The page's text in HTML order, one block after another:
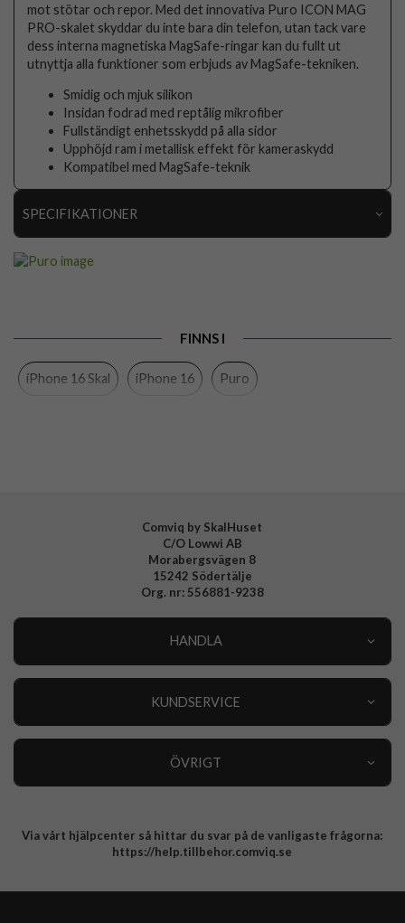
mot stötar och repor. Med det innovativa Puro ICON MAG
PRO-skalet skyddar du inte bara din telefon, utan tack vare
dess interna magnetiska MagSafe-ringar kan du fullt ut
utnyttja alla funktioner som erbjuds av MagSafe-tekniken.
Smidig och mjuk silikon
Insidan fodrad med reptålig mikrofiber
Fullständigt enhetsskydd på alla sidor
Upphöjd ram i metallisk effekt för kameraskydd
Kompatibel med MagSafe-teknik
SPECIFIKATIONER
Färg
FINNS I
iPhone 16 Skal iPhone 16 Puro
Comviq by SkalHuset
C/O Lowwi AB
Morabergsvägen 8
15242 Södertälje
Org. nr: 556881-9238
HANDLA
KUNDSERVICE
ÖVRIGT
Integritetspolicy
Via vårt hjälpcenter så hittar du svar på de vanligaste frågorna:
https://help.tillbehor.comviq.se